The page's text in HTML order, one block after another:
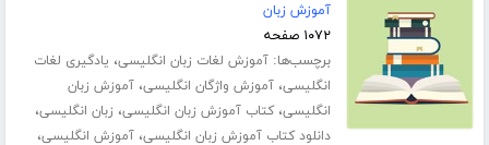
آموزش زبان
۱۰۷۲ صفحه
برچسب‌ها:آموزش لغات زبان انگلیسی، یادگیری لغات
انگلیسی،آموزش واژگان انگلیسی،آموزش زبان
انگلیسی،کتاب آموزش زبان انگلیسی، زبان انگلیسی،
دانلود کتاب آموزش زبان انگلیسی،آموزش انگلیسی،